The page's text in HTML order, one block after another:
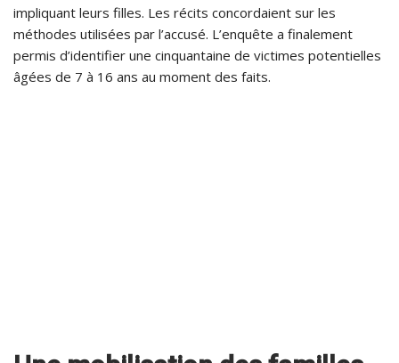
impliquant leurs filles. Les récits concordaient sur les
méthodes utilisées par l’accusé. L’enquête a finalement
permis d’identifier une cinquantaine de victimes potentielles
âgées de 7 à 16 ans au moment des faits.